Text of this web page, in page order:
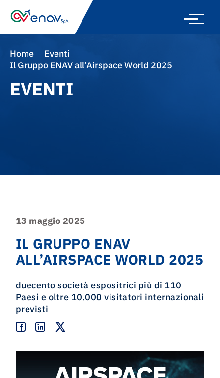
Home
Eventi
Il Gruppo ENAV all’Airspace World 2025
EVENTI
13 maggio 2025
IL GRUPPO ENAV
ALL’AIRSPACE WORLD 2025
duecento società espositrici più di 110
Paesi e oltre 10.000 visitatori internazionali
previsti